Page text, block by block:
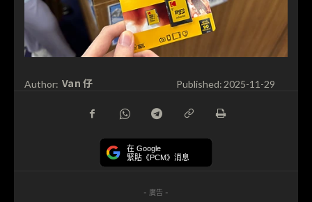
Author: Van 仔 Published: 2025-11-29
在 Google
緊貼《PCM》消息
- 廣告 -